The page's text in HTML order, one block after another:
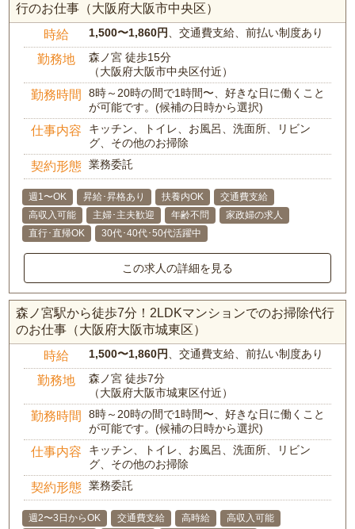
行のお仕事（大阪府大阪市中央区）
時給 1,500〜1,860円 、交通費支給、前払い制度あり
勤務地
森ノ宮 徒歩15分
（大阪府大阪市中央区付近）
勤務時間
8時～20時の間で1時間〜、好きな日に働くこと
が可能です。(候補の日時から選択)
仕事内容
キッチン、トイレ、お風呂、洗面所、リビン
グ、その他のお掃除
契約形態 業務委託
週1〜OK 昇給･昇格あり 扶養内OK
交通費支給
高収入可能
主婦･主夫歓迎 年齢不問
家政婦の求人
直行･直帰OK
30代･40代･50代活躍中
この求人の詳細を見る
森ノ宮駅から徒歩7分！2LDKマンションでのお掃除代行
のお仕事（大阪府大阪市城東区）
時給 1,500〜1,860円 、交通費支給、前払い制度あり
勤務地
森ノ宮 徒歩7分
（大阪府大阪市城東区付近）
勤務時間
8時～20時の間で1時間〜、好きな日に働くこと
が可能です。(候補の日時から選択)
仕事内容
キッチン、トイレ、お風呂、洗面所、リビン
グ、その他のお掃除
契約形態 業務委託
週2〜3日からOK 交通費支給 高時給
高収入可能